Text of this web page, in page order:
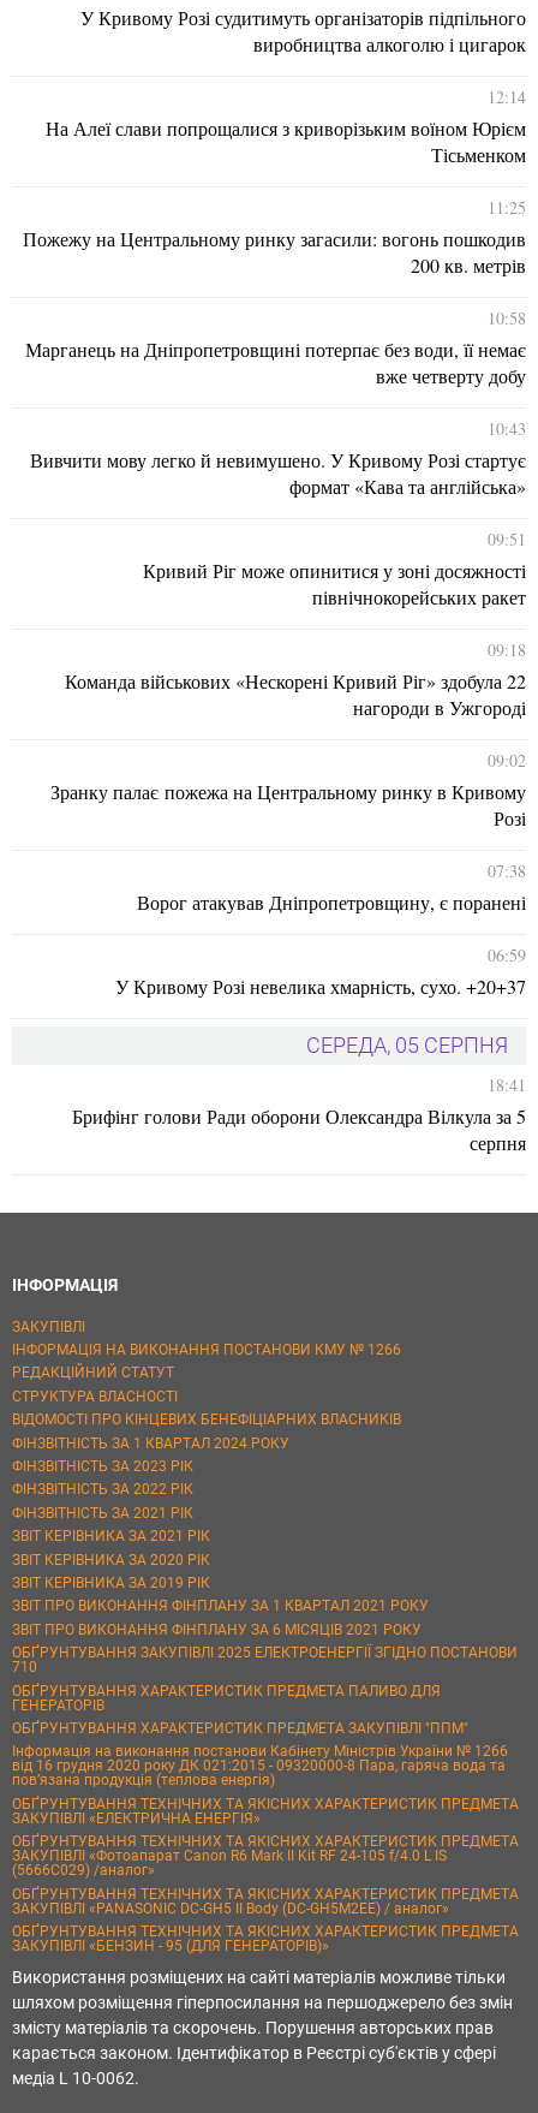
У Кривому Розі судитимуть організаторів підпільного
виробництва алкоголю і цигарок
12:14
На Алеї слави попрощалися з криворізьким воїном Юрієм
Тісьменком
11:25
Пожежу на Центральному ринку загасили: вогонь пошкодив
200 кв. метрів
10:58
Марганець на Дніпропетровщині потерпає без води, її немає
вже четверту добу
10:43
Вивчити мову легко й невимушено. У Кривому Розі стартує
формат «Кава та англійська»
09:51
Кривий Ріг може опинитися у зоні досяжності
північнокорейських ракет
09:18
Команда військових «Нескорені Кривий Ріг» здобула 22
нагороди в Ужгороді
09:02
Зранку палає пожежа на Центральному ринку в Кривому
Розі
07:38
Ворог атакував Дніпропетровщину, є поранені
06:59
У Кривому Розі невелика хмарність, сухо. +20+37
СЕРЕДА, 05 СЕРПНЯ
18:41
Брифінг голови Ради оборони Олександра Вілкула за 5
серпня
ІНФОРМАЦІЯ
ЗАКУПІВЛІ
ІНФОРМАЦІЯ НА ВИКОНАННЯ ПОСТАНОВИ КМУ № 1266
РЕДАКЦІЙНИЙ СТАТУТ
СТРУКТУРА ВЛАСНОСТІ
ВІДОМОСТІ ПРО КІНЦЕВИХ БЕНЕФІЦІАРНИХ ВЛАСНИКІВ
ФІНЗВІТНІСТЬ ЗА 1 КВАРТАЛ 2024 РОКУ
ФІНЗВІТНІСТЬ ЗА 2023 РІК
ФІНЗВІТНІСТЬ ЗА 2022 РІК
ФІНЗВІТНІСТЬ ЗА 2021 РІК
ЗВІТ КЕРІВНИКА ЗА 2021 РІК
ЗВІТ КЕРІВНИКА ЗА 2020 РІК
ЗВІТ КЕРІВНИКА ЗА 2019 РІК
ЗВІТ ПРО ВИКОНАННЯ ФІНПЛАНУ ЗА 1 КВАРТАЛ 2021 РОКУ
ЗВІТ ПРО ВИКОНАННЯ ФІНПЛАНУ ЗА 6 МІСЯЦІВ 2021 РОКУ
ОБҐРУНТУВАННЯ ЗАКУПІВЛІ 2025 ЕЛЕКТРОЕНЕРГІЇ ЗГІДНО ПОСТАНОВИ
710
ОБҐРУНТУВАННЯ ХАРАКТЕРИСТИК ПРЕДМЕТА ПАЛИВО ДЛЯ
ГЕНЕРАТОРІВ
ОБҐРУНТУВАННЯ ХАРАКТЕРИСТИК ПРЕДМЕТА ЗАКУПІВЛІ "ППМ"
Інформація на виконання постанови Кабінету Міністрів України № 1266
від 16 грудня 2020 року ДК 021:2015 - 09320000-8 Пара, гаряча вода та
пов’язана продукція (теплова енергія)
ОБҐРУНТУВАННЯ ТЕХНІЧНИХ ТА ЯКІСНИХ ХАРАКТЕРИСТИК ПРЕДМЕТА
ЗАКУПІВЛІ «ЕЛЕКТРИЧНА ЕНЕРГІЯ»
ОБҐРУНТУВАННЯ ТЕХНІЧНИХ ТА ЯКІСНИХ ХАРАКТЕРИСТИК ПРЕДМЕТА
ЗАКУПІВЛІ «Фотоапарат Canon R6 Mark II Kit RF 24-105 f/4.0 L IS
(5666C029) /аналог»
ОБҐРУНТУВАННЯ ТЕХНІЧНИХ ТА ЯКІСНИХ ХАРАКТЕРИСТИК ПРЕДМЕТА
ЗАКУПІВЛІ «PANASONIC DC-GH5 II Body (DC-GH5M2EE) / аналог»
ОБҐРУНТУВАННЯ ТЕХНІЧНИХ ТА ЯКІСНИХ ХАРАКТЕРИСТИК ПРЕДМЕТА
ЗАКУПІВЛІ «БЕНЗИН - 95 (ДЛЯ ГЕНЕРАТОРІВ)»
Використання розміщених на сайті матеріалів можливе тільки
шляхом розміщення гіперпосилання на першоджерело без змін
змісту матеріалів та скорочень. Порушення авторських прав
карається законом. Ідентифікатор в Реєстрі суб'єктів у сфері
медіа L 10-0062.